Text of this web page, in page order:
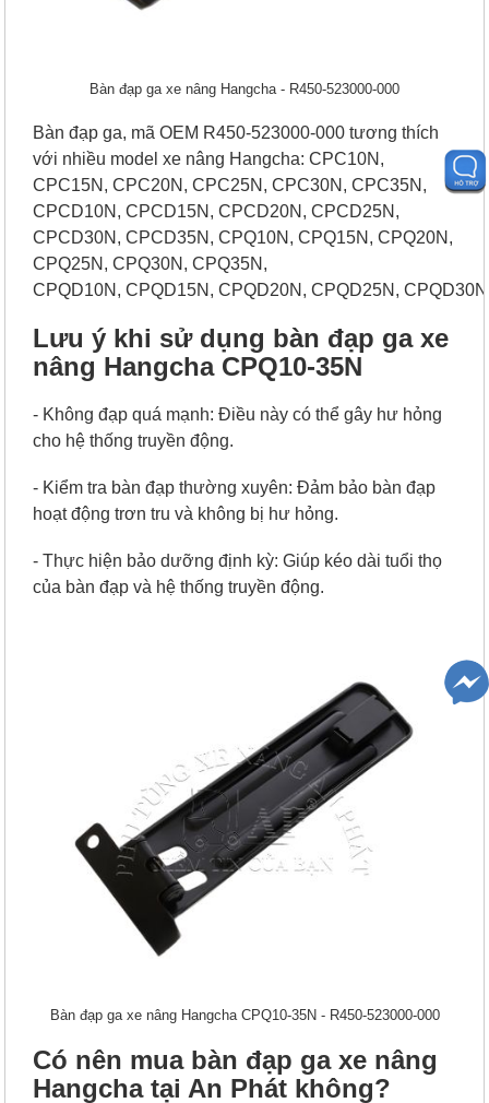
Bàn đạp ga xe nâng Hangcha - R450-523000-000
Bàn đạp ga, mã OEM R450-523000-000 tương thích
với nhiều model xe nâng Hangcha: CPC10N,
CPC15N, CPC20N, CPC25N, CPC30N, CPC35N,
CPCD10N, CPCD15N, CPCD20N, CPCD25N,
CPCD30N, CPCD35N, CPQ10N, CPQ15N, CPQ20N,
CPQ25N, CPQ30N, CPQ35N,
CPQD10N, CPQD15N, CPQD20N, CPQD25N,
Lưu ý khi sử dụng bàn đạp ga xe
nâng Hangcha CPQ10-35N
- Không đạp quá mạnh: Điều này có thể gây hư hỏng
cho hệ thống truyền động.
- Kiểm tra bàn đạp thường xuyên: Đảm bảo bàn đạp
hoạt động trơn tru và không bị hư hỏng.
- Thực hiện bảo dưỡng định kỳ: Giúp kéo dài tuổi thọ
của bàn đạp và hệ thống truyền động.
Bàn đạp ga xe nâng Hangcha CPQ10-35N - R450-523000-000
Có nên mua bàn đạp ga xe nâng
Hangcha tại An Phát không?